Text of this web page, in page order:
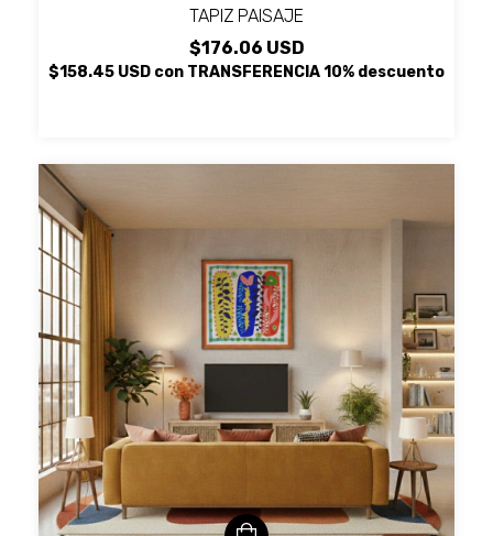
TAPIZ PAISAJE
$176.06 USD
$158.45 USD con TRANSFERENCIA 10% descuento